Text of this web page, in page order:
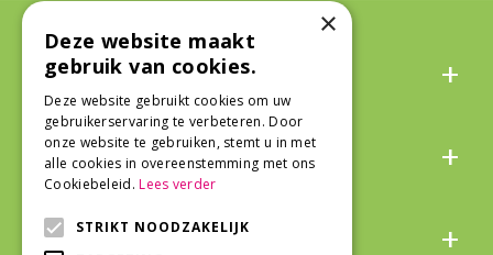
Algemeen
Over ons
Snel naar
×
Deze website maakt
gebruik van cookies.
Deze website gebruikt cookies om uw
gebruikerservaring te verbeteren. Door
onze website te gebruiken, stemt u in met
alle cookies in overeenstemming met ons
Cookiebeleid.Lees verder
STRIKT NOODZAKELIJK